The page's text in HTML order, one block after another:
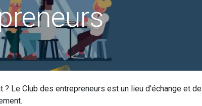
Le Club des entrepreneurs est un lieu d'échange et de